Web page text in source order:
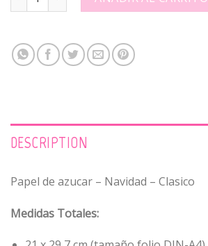
DESCRIPTION
Papel de azucar – Navidad – Clasico
Medidas Totales: